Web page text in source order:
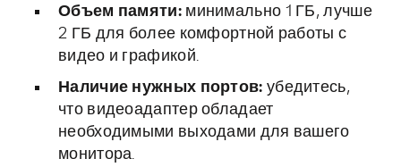
Объем памяти:минимально 1 ГБ, лучше
2 ГБ для более комфортной работы с
видео и графикой.
Наличие нужных портов: убедитесь,
что видеоадаптер обладает
необходимыми выходами для вашего
монитора.